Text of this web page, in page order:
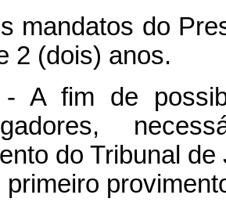
mandatos do
2 (dois) anos.
A fim de
do Tribunal
primeiro